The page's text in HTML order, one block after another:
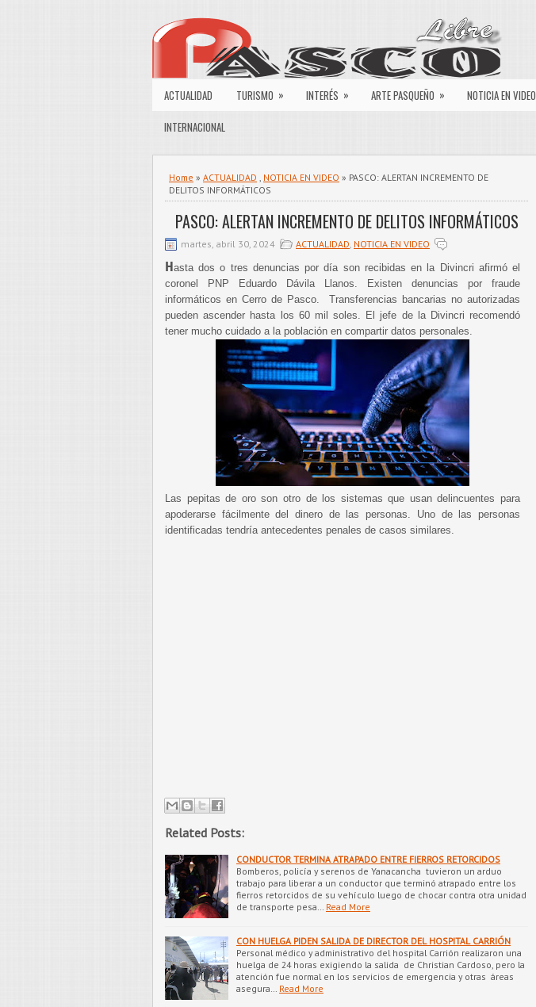
ACTUALIDAD TURISMO » INTERÉS » ARTE PASQUEÑO » NOTICIA EN VIDEO
INTERNACIONAL
Home » ACTUALIDAD , NOTICIA EN VIDEO » PASCO: ALERTAN INCREMENTO DE
DELITOS INFORMÁTICOS
PASCO: ALERTAN INCREMENTO DE DELITOS INFORMÁTICOS
martes, abril 30, 2024 ACTUALIDAD, NOTICIA EN VIDEO
Hasta dos o tres denuncias por día son recibidas en la Divincri afirmó el
coronel PNP Eduardo Dávila Llanos. Existen denuncias por fraude
informáticos en Cerro de Pasco. Transferencias bancarias no autorizadas
pueden ascender hasta los 60 mil soles. El jefe de la Divincri recomendó
tener mucho cuidado a la población en compartir datos personales.
Las pepitas de oro son otro de los sistemas que usan delincuentes para
apoderarse fácilmente del dinero de las personas. Uno de las personas
identificadas tendría antecedentes penales de casos similares.
Related Posts:
CONDUCTOR TERMINA ATRAPADO ENTRE FIERROS RETORCIDOS
Bomberos, policía y serenos de Yanacancha tuvieron un arduo
trabajo para liberar a un conductor que terminó atrapado entre los
fierros retorcidos de su vehículo luego de chocar contra otra unidad
de transporte pesa…
Read More
CON HUELGA PIDEN SALIDA DE DIRECTOR DEL HOSPITAL CARRIÓN
Personal médico y administrativo del hospital Carrión realizaron una
huelga de 24 horas exigiendo la salida de Christian Cardoso, pero la
atención fue normal en los servicios de emergencia y otras áreas
asegura…
Read More